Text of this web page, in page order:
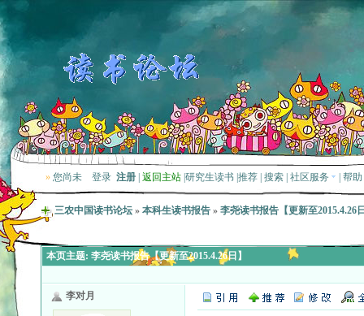
» 您尚未 登录 注册 返回主站 研究生读书 推荐 搜索 社区服务 帮助
三农中国读书论坛 » 本科生读书报告 » 李尧读书报告【更新至2015.4.26
本页主题: 李尧读书报告【更新至2015.4.26日】
李对月